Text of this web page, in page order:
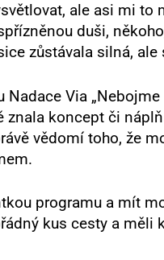
ale asi mi
duši,
zůstávala silná,
Via
znala koncept či
vědomí toho, že
programu a mít
kus cesty a